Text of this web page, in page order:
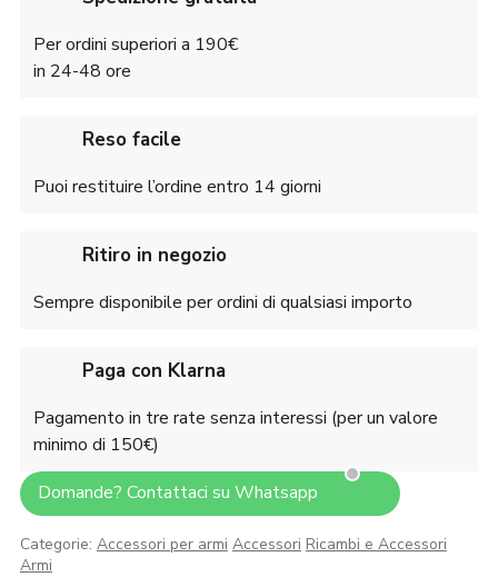
Per ordini superiori a 190€
in 24-48 ore
Reso facile
Puoi restituire l’ordine entro 14 giorni
Ritiro in negozio
Sempre disponibile per ordini di qualsiasi importo
Paga con Klarna
Pagamento in tre rate senza interessi (per un valore
minimo di 150€)
Domande? Contattaci su Whatsapp
Categorie: Accessori per armi Accessori Ricambi e Accessori
Armi